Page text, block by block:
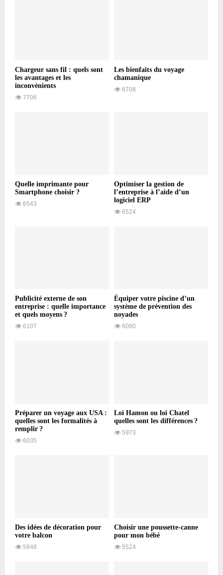
Chargeur sans fil : quels sont
les avantages et les
inconvénients
7706
Les bienfaits du voyage
chamanique
6708
Quelle imprimante pour
Smartphone choisir ?
6543
Optimiser la gestion de
l’entreprise à l’aide d’un
logiciel ERP
6524
Publicité externe de son
entreprise : quelle importance
et quels moyens ?
6107
Équiper votre piscine d’un
système de prévention des
noyades
6080
Préparer un voyage aux USA :
quelles sont les formalités à
remplir ?
6035
Loi Hamon ou loi Chatel
quelles sont les différences ?
5973
Des idées de décoration pour
votre balcon
5848
Choisir une poussette-canne
pour mon bébé
5524